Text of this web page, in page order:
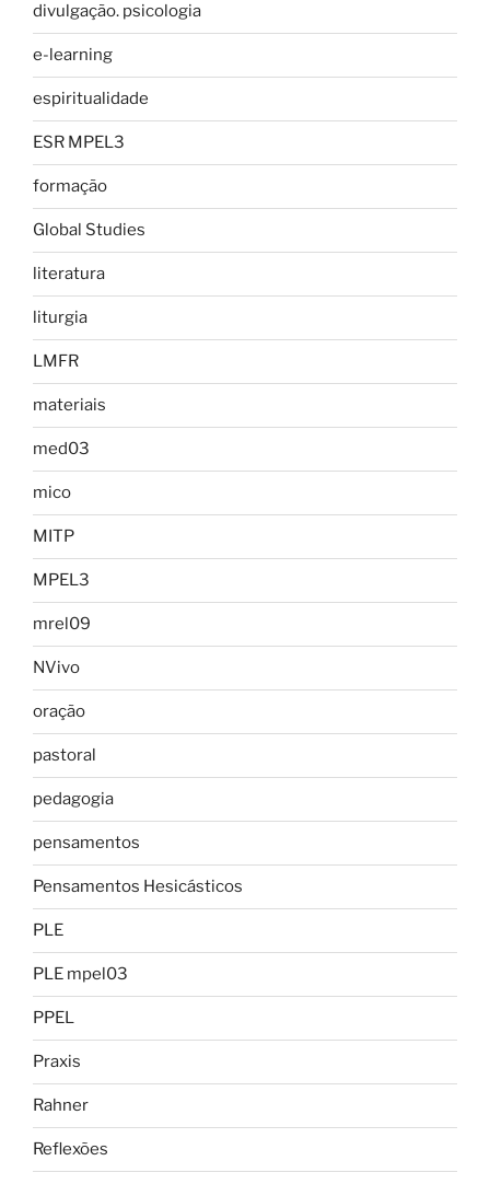
divulgação. psicologia
e-learning
espiritualidade
ESR MPEL3
formação
Global Studies
literatura
liturgia
LMFR
materiais
med03
mico
MITP
MPEL3
mrel09
NVivo
oração
pastoral
pedagogia
pensamentos
Pensamentos Hesicásticos
PLE
PLE mpel03
PPEL
Praxis
Rahner
Reflexões